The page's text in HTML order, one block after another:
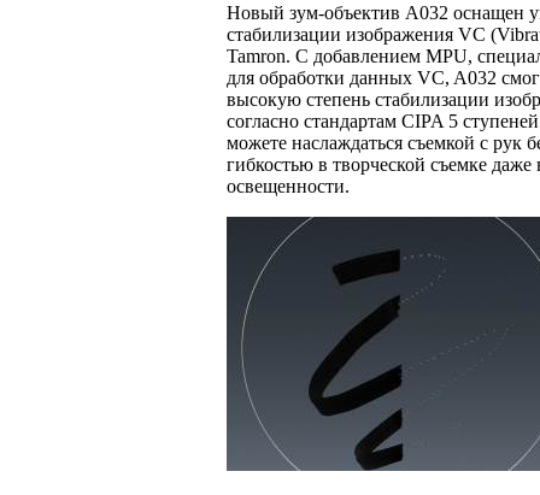
Новый зум-объектив A032 оснащен
стабилизации изображения VC
Tamron. С добавлением MPU,
для обработки данных VC, A032
высокую степень стабилизации
согласно стандартам CIPA 5
можете наслаждаться съемкой с рук
гибкостью в творческой съемке даже
освещенности.